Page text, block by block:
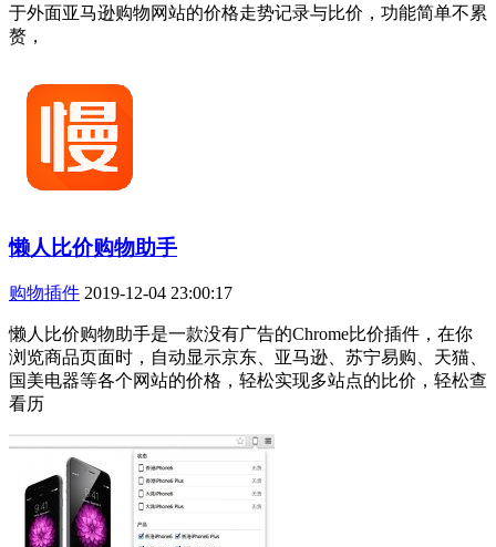
于外面亚马逊购物网站的价格走势记录与比价，功能简单不累
赘，
懒人比价购物助手
购物插件 2019-12-04 23:00:17
懒人比价购物助手是一款没有广告的Chrome比价插件，在你
浏览商品页面时，自动显示京东、亚马逊、苏宁易购、天猫、
国美电器等各个网站的价格，轻松实现多站点的比价，轻松查
看历